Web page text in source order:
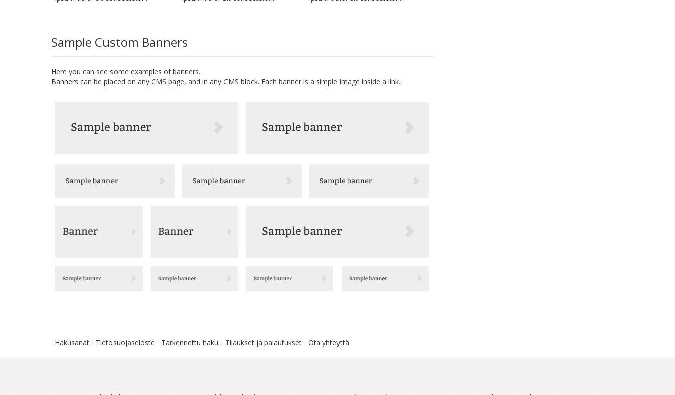
Sample Custom Banners
Here you can see some examples of banners.
Banners can be placed on any CMS page, and in any CMS block. Each banner is a simple image inside a link.
Hakusanat Tietosuojaseloste Tarkennettu haku Tilaukset ja palautukset Ota yhteyttä